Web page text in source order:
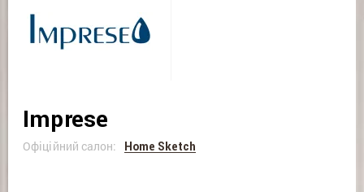
Imprese
Офіційний салон: Home Sketch